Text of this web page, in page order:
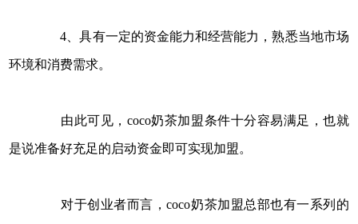
4、具有一定的资金能力和经营能力，熟悉当地市场
环境和消费需求。
由此可见，coco奶茶加盟条件十分容易满足，也就
是说准备好充足的启动资金即可实现加盟。
对于创业者而言，coco奶茶加盟总部也有一系列的